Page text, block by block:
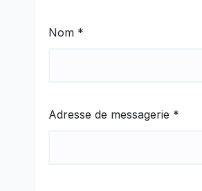
Nom *
Adresse de messagerie *